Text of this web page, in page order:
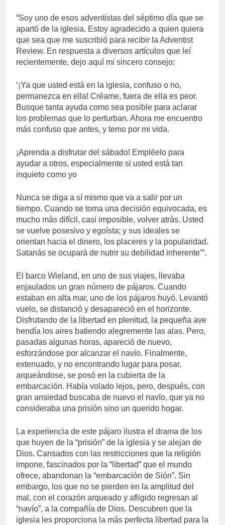
“Soy uno de esos adventistas del séptimo día que se
apartó de la iglesia. Estoy agradecido a quien quiera
que sea que me suscribió para recibir la Adventist
Review. En respuesta a diversos artículos que leí
recientemente, dejo aquí mi sincero consejo:
‘¡Ya que usted está en la iglesia, confuso o no,
permanezca en ella! Créame, fuera de ella es peor.
Busque tanta ayuda como sea posible para aclarar
los problemas que lo perturban. Ahora me encuentro
más confuso que antes, y temo por mi vida.
¡Aprenda a disfrutar del sábado! Empléelo para
ayudar a otros, especialmente si usted está tan
inquieto como yo
Nunca se diga a sí mismo que va a salir por un
tiempo. Cuando se toma una decisión equivocada, es
mucho más difícil, casi imposible, volver atrás. Usted
se vuelve posesivo y egoísta; y sus ideales se
orientan hacia el dinero, los placeres y la popularidad.
Satanás se ocupará de nutrir su debilidad inherente’”.
El barco Wieland, en uno de sus viajes, llevaba
enjaulados un gran número de pájaros. Cuando
estaban en alta mar, uno de los pájaros huyó. Levantó
vuelo, se distanció y desapareció en el horizonte.
Disfrutando de la libertad en plenitud, la pequeña ave
hendía los aires batiendo alegremente las alas. Pero,
pasadas algunas horas, apareció de nuevo,
esforzándose por alcanzar el navío. Finalmente,
extenuado, y no encontrando lugar para posar,
arqueándose, se posó en la cubierta de la
embarcación. Había volado lejos, pero, después, con
gran ansiedad buscaba de nuevo el navío, que ya no
consideraba una prisión sino un querido hogar.
La experiencia de este pájaro ilustra el drama de los
que huyen de la “prisión” de la iglesia y se alejan de
Dios. Cansados con las restricciones que la religión
impone, fascinados por la “libertad” que el mundo
ofrece, abandonan la “embarcación de Sión”. Sin
embargo, los que no se pierden en la amplitud del
mal, con el corazón arqueado y afligido regresan al
“navío”, a la compañía de Dios. Descubren que la
iglesia les proporciona la más perfecta libertad para la